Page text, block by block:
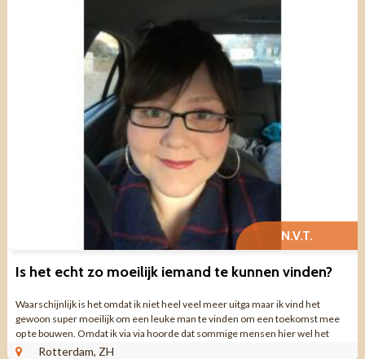
N.V.T.
Is het echt zo moeilijk iemand te kunnen vinden?
Waarschijnlijk is het omdat ik niet heel veel meer uitga maar ik vind het
gewoon super moeilijk om een leuke man te vinden om een toekomst mee
op te bouwen. Omdat ik via via hoorde dat sommige mensen hier wel het
geluk vinden, wil ik dit ...
Rotterdam, ZH